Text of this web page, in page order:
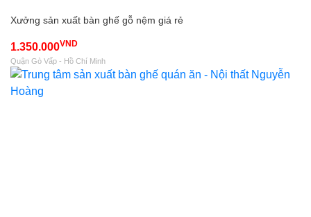
Xưởng sản xuất bàn ghế gỗ nệm giá rẻ
1.350.000VND
Quận Gò Vấp - Hồ Chí Minh